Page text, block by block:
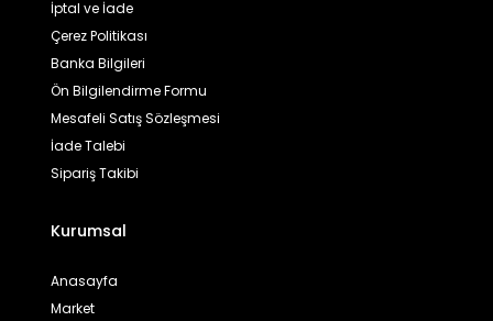
İptal ve İade
Çerez Politikası
Banka Bilgileri
Ön Bilgilendirme Formu
Mesafeli Satış Sözleşmesi
İade Talebi
Sipariş Takibi
Kurumsal
Anasayfa
Market